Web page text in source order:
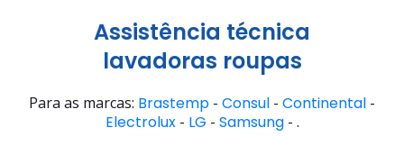
Assistência técnica
lavadoras roupas
Para as marcas: Brastemp - Consul - Continental -
Electrolux- LG - Samsung- .